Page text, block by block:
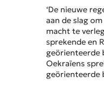
‘De nieuwe
aan de slag
macht te
sprekende en
geörienteerde
Oekraïens
geörienteerde